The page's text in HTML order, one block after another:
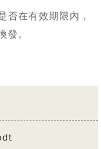
否在有效期限內，
發。